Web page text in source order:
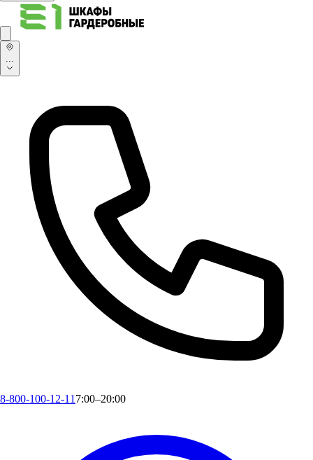
...
8-800-100-12-11 7:00–20:00